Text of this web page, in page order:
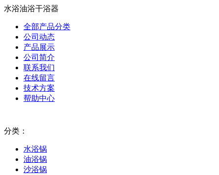
水浴油浴干浴器
全部产品分类
公司动态
产品展示
公司简介
联系我们
在线留言
技术方案
帮助中心
分类：
水浴锅
油浴锅
沙浴锅